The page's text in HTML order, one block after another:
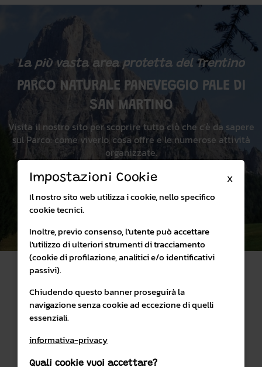
La più vasta area protetta del Trentino
PARCO NATURALE PANEVEGGIO PALE DI
SAN MARTINO
Visita il nostro sito per scoprire tutto ciò che c'è da sapere
sul Parco: come viverlo, cosa offre e le numerose attività
organizzate.
Visita il sito
PRIVACY & COOKIES POLICY CONDIZIONI DI VENDITA
X
Impostazioni Cookie
Il nostro sito web utilizza i cookie, nello specifico
cookie tecnici.
Inoltre, previo consenso, l'utente può accettare
l'utilizzo di ulteriori strumenti di tracciamento
(cookie di profilazione, analitici e/o identificativi
passivi).
Chiudendo questo banner proseguirà la
navigazione senza cookie ad eccezione di quelli
essenziali.
informativa-privacy
Quali cookie vuoi accettare?